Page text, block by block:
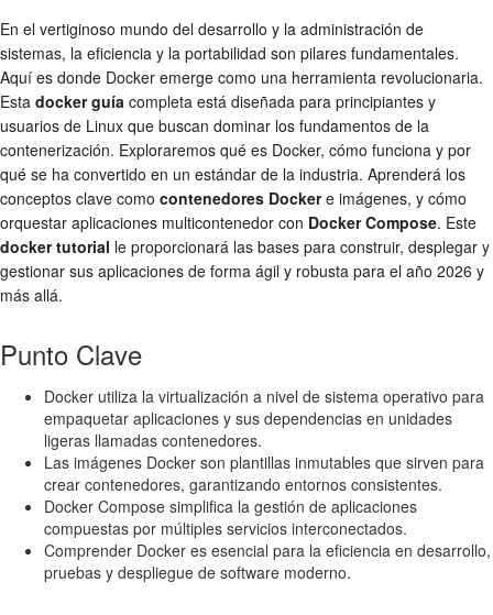
En el vertiginoso mundo del desarrollo y la administración de
sistemas, la eficiencia y la portabilidad son pilares fundamentales.
Aquí es donde Docker emerge como una herramienta revolucionaria.
Esta docker guía completa está diseñada para principiantes y
usuarios de Linux que buscan dominar los fundamentos de la
contenerización. Exploraremos qué es Docker, cómo funciona y por
qué se ha convertido en un estándar de la industria. Aprenderá los
conceptos clave como contenedores Dockere imágenes, y cómo
orquestar aplicaciones multicontenedor con Docker Compose. Este
docker tutorial le proporcionará las bases para construir, desplegar y
gestionar sus aplicaciones de forma ágil y robusta para el año 2026 y
más allá.
Punto Clave
Docker utiliza la virtualización a nivel de sistema operativo para
empaquetar aplicaciones y sus dependencias en unidades
ligeras llamadas contenedores.
Las imágenes Docker son plantillas inmutables que sirven para
crear contenedores, garantizando entornos consistentes.
Docker Compose simplifica la gestión de aplicaciones
compuestas por múltiples servicios interconectados.
Comprender Docker es esencial para la eficiencia en desarrollo,
pruebas y despliegue de software moderno.